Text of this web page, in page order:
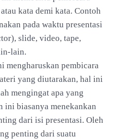
kata demi kata. Contoh
pada waktu presentasi
slide, video, tape,
lain.
mengharuskan pembicara
yang diutarakan, hal ini
mengingat apa yang
ini biasanya menekankan
dari isi presentasi. Oleh
penting dari suatu